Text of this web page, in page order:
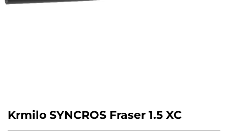
Krmilo SYNCROS Fraser 1.5 XC